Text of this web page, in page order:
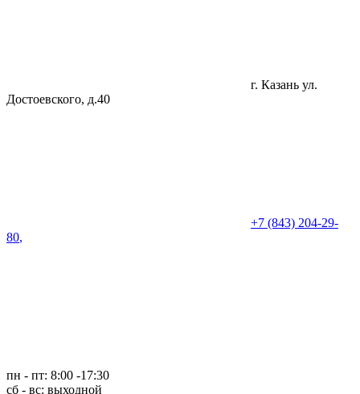
г. Казань ул.
Достоевского, д.40
+7 (843) 204-29-
80,
пн - пт: 8:00 -17:30
сб - вс: выходной